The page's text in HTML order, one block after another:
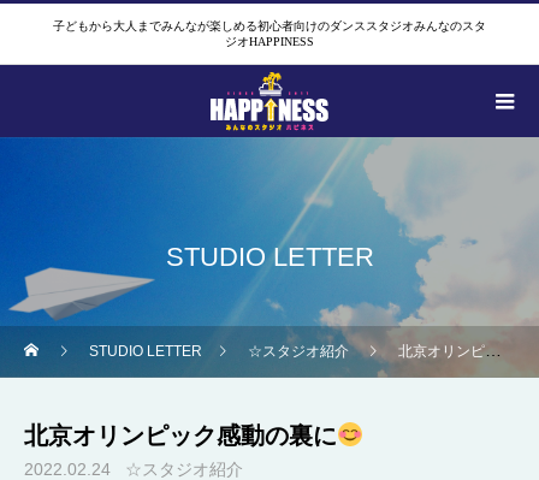
子どもから大人までみんなが楽しめる初心者向けのダンススタジオみんなのスタ
ジオHAPPINESS
STUDIO LETTER
STUDIO LETTER ☆スタジオ紹介 北京オリンピック感動の裏に
北京オリンピック感動の裏に
2022.02.24 ☆スタジオ紹介